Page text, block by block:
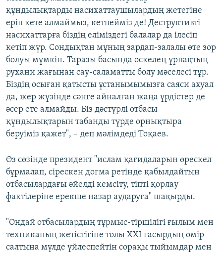
құндылықтарды насихаттаушылардың жетегіне
еріп кете алмаймыз, кетпейміз де! Деструктивті
насихаттарға біздің еліміздегі балалар да ілесіп
кетіп жүр. Сондықтан мұның зардап-залалы өте зор
болуы мүмкін. Таразы басында өскелең ұрпақтың
рухани жағынан сау-саламатты болу мәселесі тұр.
Біздің осыған қатысты ұстанымымызға саяси ахуал
да, жер жүзінде сәнге айналған жаңа үрдістер де
әсер ете алмайды. Біз дәстүрлі отбасы
құндылықтарын табанды түрде орнықтыра
беруіміз қажет", – деп мәлімдеді Тоқаев.
Өз сөзінде президент "ислам қағидаларын өрескел
бұрмалап, сірескен догма ретінде қабылдайтын
отбасылардағы әйелді кемсіту, тіпті қорлау
фактілеріне ерекше назар аударуға" шақырды.
"Ондай отбасылардың тұрмыс-тіршілігі ғылым мен
техниканың жетістігіне толы XXI ғасырдың өмір
салтына мүлде үйлеспейтін сорақы тыйымдар мен